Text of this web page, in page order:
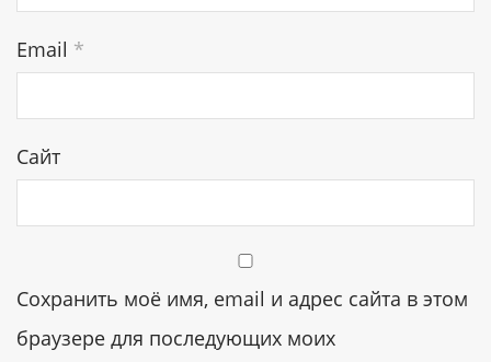
Email *
Сайт
Сохранить моё имя, email и адрес сайта в этом
браузере для последующих моих